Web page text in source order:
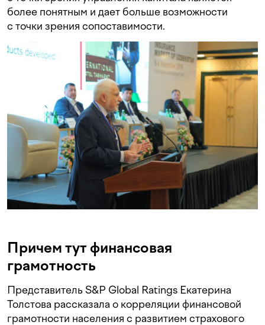
более понятным и дает больше возможности
с точки зрения сопоставимости.
Причем тут финансовая
грамотность
Представитель S&P Global Ratings Екатерина
Толстова рассказала о корреляции финансовой
грамотности населения с развитием страхового